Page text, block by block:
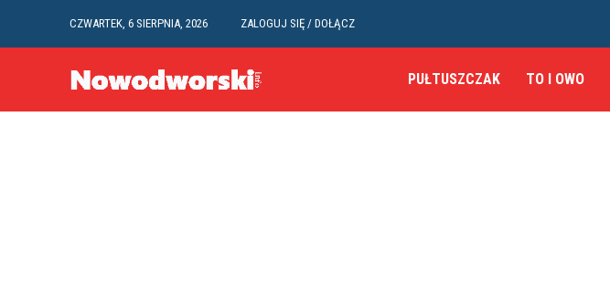
CZWARTEK, 6 SIERPNIA, 2026 ZALOGUJ SIĘ / DOŁĄCZ
PUŁTUSZCZAK TO I OWO